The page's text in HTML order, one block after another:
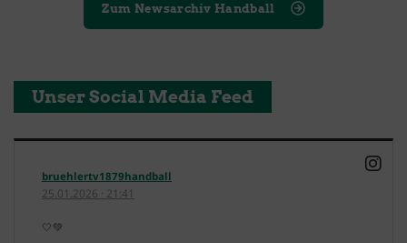
Zum Newsarchiv Handball
Unser Social Media Feed
bruehlertv1879handball
25.01.2026 · 21:41
🤍💚